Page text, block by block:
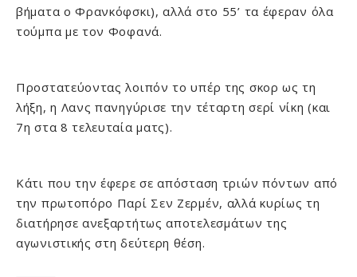
βήματα ο Φρανκόφσκι), αλλά στο 55’ τα έφεραν όλα
τούμπα με τον Φοφανά.
Προστατεύοντας λοιπόν το υπέρ της σκορ ως τη
λήξη, η Λανς πανηγύρισε την τέταρτη σερί νίκη (και
7η στα 8 τελευταία ματς).
Κάτι που την έφερε σε απόσταση τριών πόντων από
την πρωτοπόρο Παρί Σεν Ζερμέν, αλλά κυρίως τη
διατήρησε ανεξαρτήτως αποτελεσμάτων της
αγωνιστικής στη δεύτερη θέση.